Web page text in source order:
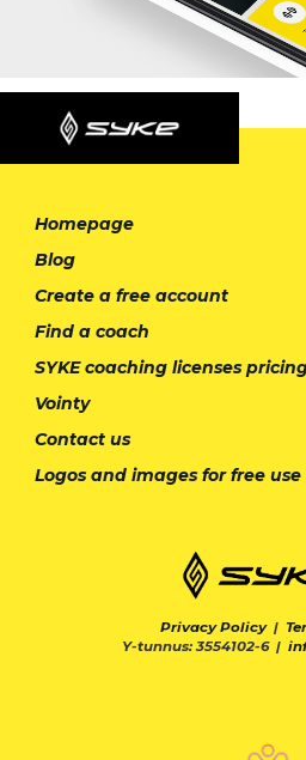
Homepage
Blog
Create a free account
Find a coach
SYKE coaching licenses
Vointy
Contact us
Logos and images for free use
Privacy Policy|
Y-tunnus: 3554102-6 |